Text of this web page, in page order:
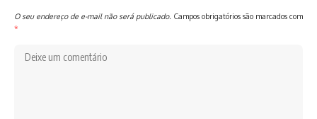
O seu endereço de e-mail não será publicado. Campos obrigatórios são marcados com
*